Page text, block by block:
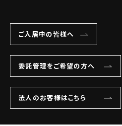
ご入居中の皆様へ
委託管理をご希望の方へ
法人のお客様はこちら